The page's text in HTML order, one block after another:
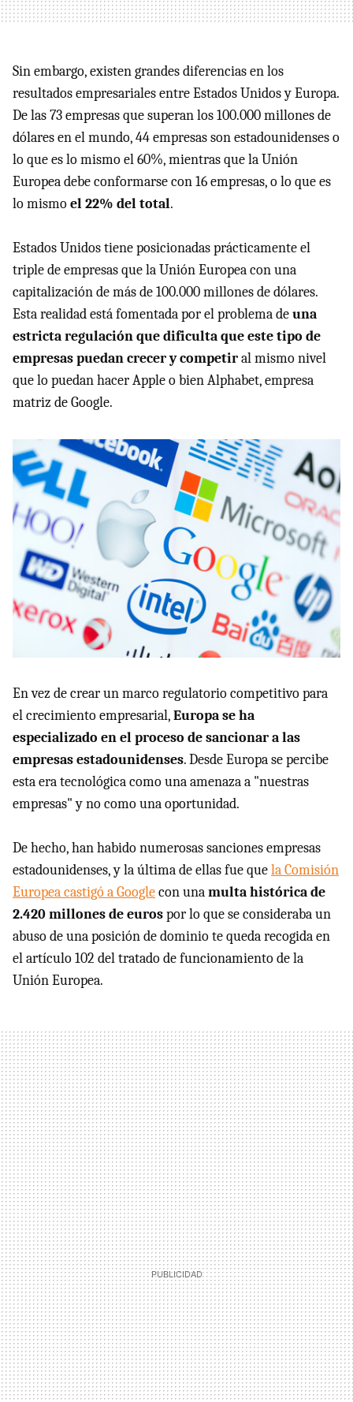
Sin embargo, existen grandes diferencias en los
resultados empresariales entre Estados Unidos y Europa.
De las 73 empresas que superan los 100.000 millones de
dólares en el mundo, 44 empresas son estadounidenses o
lo que es lo mismo el 60%, mientras que la Unión
Europea debe conformarse con 16 empresas, o lo que es
lo mismoel 22% del total.
Estados Unidos tiene posicionadas prácticamente el
triple de empresas que la Unión Europea con una
capitalización de más de 100.000 millones de dólares.
Esta realidad está fomentada por el problema deuna
estricta regulación que dificulta que este tipo de
empresas puedan crecer y competiral mismo nivel
que lo puedan hacer Apple o bien Alphabet, empresa
matriz de Google.
En vez de crear un marco regulatorio competitivo para
el crecimiento empresarial,Europa se ha
especializado en el proceso de sancionar a las
empresas estadounidenses. Desde Europa se percibe
esta era tecnológica como una amenaza a "nuestras
empresas" y no como una oportunidad.
De hecho, han habido numerosas sanciones empresas
estadounidenses, y la última de ellas fue quela Comisión
Europea castigó a Googlecon unamulta histórica de
2.420 millones de eurospor lo que se consideraba un
abuso de una posición de dominio te queda recogida en
el artículo 102 del tratado de funcionamiento de la
Unión Europea.